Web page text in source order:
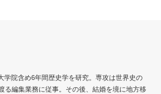
学院含め6年間歴史学を研究。専攻は世界史の
る編集業務に従事。その後、結婚を境に地方移